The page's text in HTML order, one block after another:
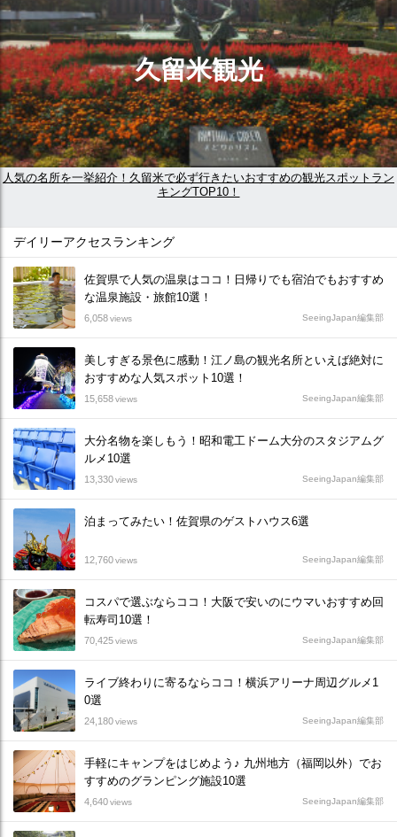
久留米観光
人気の名所を一挙紹介！久留米で必ず行きたいおすすめの観光スポットラン
キングTOP10！
デイリーアクセスランキング
佐賀県で人気の温泉はココ！日帰りでも宿泊でもおすすめ
な温泉施設・旅館10選！
6,058views SeeingJapan編集部
美しすぎる景色に感動！江ノ島の観光名所といえば絶対に
おすすめな人気スポット10選！
15,658views SeeingJapan編集部
大分名物を楽しもう！昭和電工ドーム大分のスタジアムグ
ルメ10選
13,330views SeeingJapan編集部
泊まってみたい！佐賀県のゲストハウス6選
12,760views SeeingJapan編集部
コスパで選ぶならココ！大阪で安いのにウマいおすすめ回
転寿司10選！
70,425views SeeingJapan編集部
ライブ終わりに寄るならココ！横浜アリーナ周辺グルメ1
0選
24,180views SeeingJapan編集部
手軽にキャンプをはじめよう♪ 九州地方（福岡以外）でお
すすめのグランピング施設10選
4,640views SeeingJapan編集部